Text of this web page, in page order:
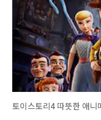
들입니다. 그들은 몬스터 주식
담당하고 있습니다. 하지만 이
을 사용하지 않는 미션을 맡게
토이스토리4 따뜻한 애